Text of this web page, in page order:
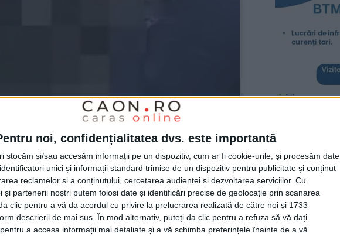
noi, confidențialitatea dvs. este importantă
stocăm și/sau accesăm informații pe un dispozitiv, cum ar fi cookie-urile, și procesăm date
unici și informații standard trimise de un dispozitiv pentru publicitate și conținut
reclamelor și a conținutului, cercetarea audienței și dezvoltarea serviciilor. Cu
și partenerii noștri putem folosi date și identificări precise de geolocație prin scanarea
clic pentru a vă da acordul cu privire la prelucrarea realizată de către noi și 1733
descrierii de mai sus. În mod alternativ, puteți da clic pentru a refuza să vă dați
a accesa informații mai detaliate și a vă schimba preferințele înainte de a vă
Morții“
de vehicule au fost surprinși circulând ca niște